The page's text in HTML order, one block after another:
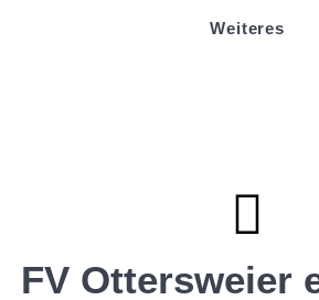
Weiteres
FV Ottersweier